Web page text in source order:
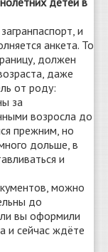
и
анкета. То
должен
даже
от роду:
за
возросла до
прежним, но
дольше, в
и
можно
до
вы оформили
и сейчас ждёте